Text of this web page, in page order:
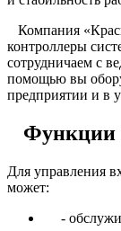
Компания
контроллеры
сотрудничаем с
помощью вы
предприятии и в
Функции
Для управления
может:
-